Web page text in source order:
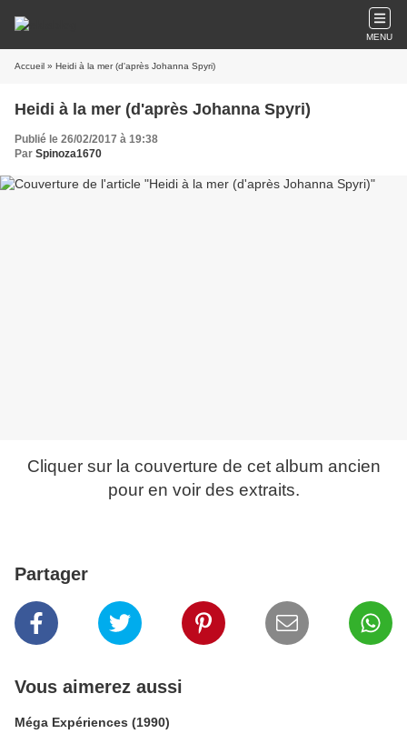
MENU
Accueil » Heidi à la mer (d'après Johanna Spyri)
Heidi à la mer (d'après Johanna Spyri)
Publié le 26/02/2017 à 19:38
Par Spinoza1670
Cliquer sur la couverture de cet album ancien
pour en voir des extraits.
Partager
Vous aimerez aussi
Méga Expériences (1990)